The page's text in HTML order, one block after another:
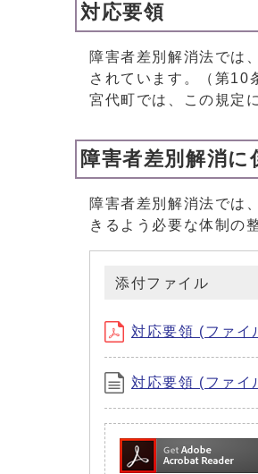
対応要領
障害者差別解消法では
されています。（第10
宮代町では、この規定
障害者差別解消に
障害者差別解消法では
きるよう必要な体制の
添付ファイル
対応要領 (ファ
対応要領 (ファ